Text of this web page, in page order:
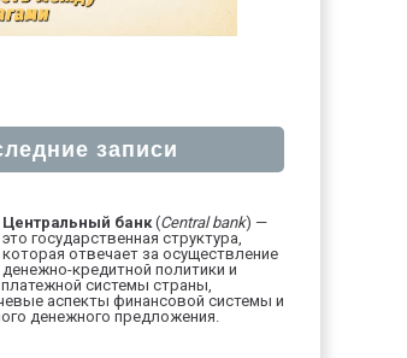
записи
Центральный банк(Central bank) —
это государственная структура,
которая отвечает за осуществление
денежно-кредитной политики и
системы страны,
аспекты финансовой системы и
денежного предложения.